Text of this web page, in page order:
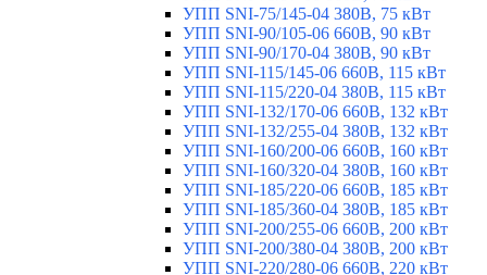
УПП SNI-75/145-04 380В, 75 кВт
УПП SNI-90/105-06 660В, 90 кВт
УПП SNI-90/170-04 380В, 90 кВт
УПП SNI-115/145-06 660В, 115 кВт
УПП SNI-115/220-04 380В, 115 кВт
УПП SNI-132/170-06 660В, 132 кВт
УПП SNI-132/255-04 380В, 132 кВт
УПП SNI-160/200-06 660В, 160 кВт
УПП SNI-160/320-04 380В, 160 кВт
УПП SNI-185/220-06 660В, 185 кВт
УПП SNI-185/360-04 380В, 185 кВт
УПП SNI-200/255-06 660В, 200 кВт
УПП SNI-200/380-04 380В, 200 кВт
УПП SNI-220/280-06 660В, 220 кВт